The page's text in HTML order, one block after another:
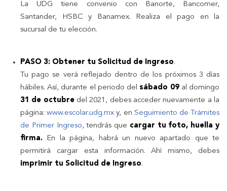
La UDG tiene convenio con Banorte, Bancomer,
Santander, HSBC y Banamex. Realiza el pago en la
sucursal de tu elección.
PASO 3: Obtener tu Solicitud de Ingreso.
Tu pago se verá reflejado dentro de los próximos 3 días
hábiles. Así, durante el periodo del sábado 09al domingo
31 de octubredel 2021, debes acceder nuevamente a la
página:www.escolar.udg.mx y, en Seguimiento de Trámites
de Primer Ingreso, tendrás que cargar tu foto, huella y
firma. En la página, habrá un nuevo apartado que te
permitirá cargar esta información. Ahí mismo, debes
imprimir tu Solicitud de Ingreso.